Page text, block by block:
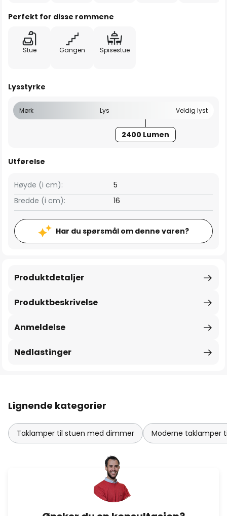
Perfekt for disse rommene
Stue Gangen Spisestue
Lysstyrke
Mørk Lys Veldig lyst
2400 Lumen
Utførelse
Bredde (i cm): 16
Høyde (i cm): 5
Har du spørsmål om denne varen?
Produktbeskrivelse
Produktdetaljer
Anmeldelse
Nedlastinger
Lignende kategorier
Taklamper til stuen med dimmer Moderne taklamper